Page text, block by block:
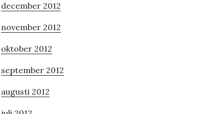
december 2012
november 2012
oktober 2012
september 2012
augusti 2012